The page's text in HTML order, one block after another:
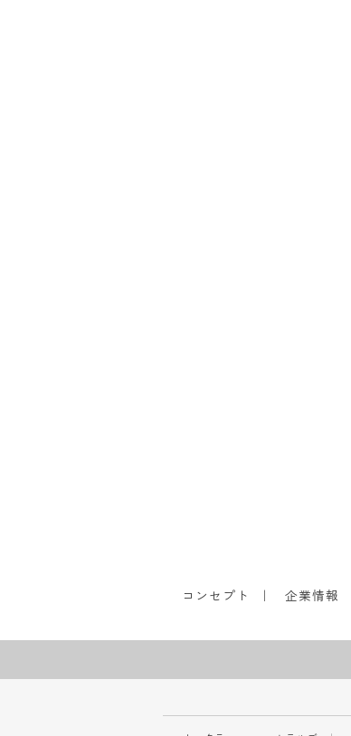
コンセプト 企業情報